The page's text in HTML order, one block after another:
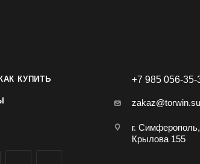
КАК КУПИТЬ +7 985 056-35-
zakaz@torwin.su
г.
Крылова 155